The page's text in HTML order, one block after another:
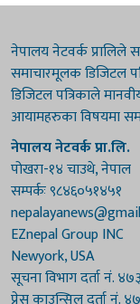
नेपालय नेटवर्क प्रालिले
समाचारमूलक डिजिटल
डिजिटल पत्रिकाले
आयामहरुका विषयमा
नेपालय नेटवर्क प्रा.लि.
पोखरा-१४ चाउथे, नेपाल
सम्पर्कः ९८४६०५१४५१
EZnepal Group INC
Newyork, USA
सूचना विभाग दर्ता नं.